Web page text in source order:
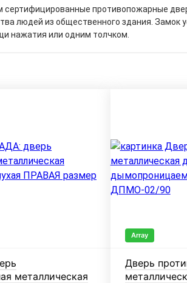
сертифицированные противопожарные
людей из общественного здания.
нажатия или одним толчком.
металлическая
Array
Дверь